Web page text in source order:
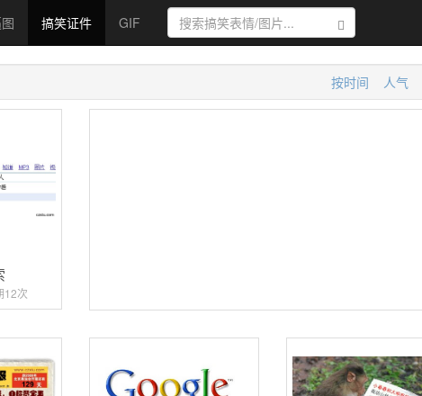
搞笑证件 GIF 搜索
按时间 人气
12次